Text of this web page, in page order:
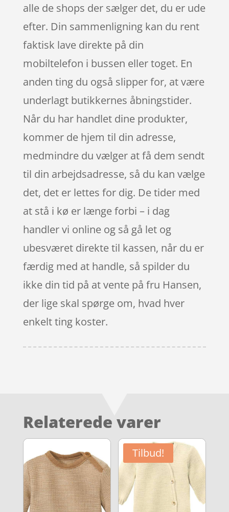
alle de shops der sælger det, du er ude
efter. Din sammenligning kan du rent
faktisk lave direkte på din
mobiltelefon i bussen eller toget. En
anden ting du også slipper for, at være
underlagt butikkernes åbningstider.
Når du har handlet dine produkter,
kommer de hjem til din adresse,
medmindre du vælger at få dem sendt
til din arbejdsadresse, så du kan vælge
det, det er lettes for dig. De tider med
at stå i kø er længe forbi – i dag
handler vi online og så gå let og
ubesværet direkte til kassen, når du er
færdig med at handle, så spilder du
ikke din tid på at vente på fru Hansen,
der lige skal spørge om, hvad hver
enkelt ting koster.
Relaterede varer
Tilbud!